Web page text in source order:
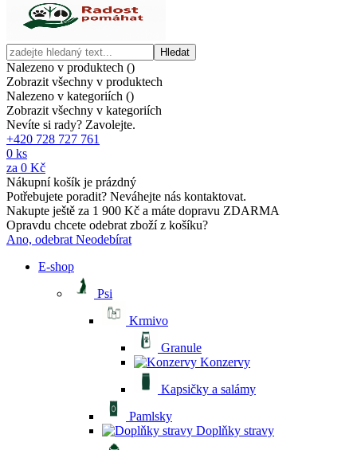
Hledat
Nalezeno v produktech ()
Zobrazit všechny v produktech
Nalezeno v kategoriích ()
Zobrazit všechny v kategoriích
Nevíte si rady? Zavolejte.
+420 728 727 761
0 ks
za 0 Kč
Nákupní košík je prázdný
Potřebujete poradit? Neváhejte nás kontaktovat.
Nakupte ještě za 1 900 Kč a máte dopravu ZDARMA
Opravdu chcete odebrat zboží z košíku?
Ano, odebrat Neodebírat
E-shop
Psi
Krmivo
Granule
Konzervy
Kapsičky a salámy
Pamlsky
Doplňky stravy